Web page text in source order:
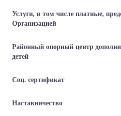
Услуги, в том числе платные,
Организацией
Районный опорный центр
детей
Соц. сертификат
Наставничество